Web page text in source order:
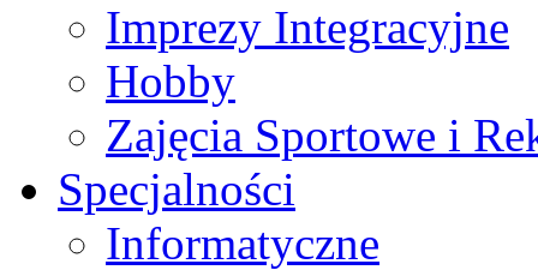
Imprezy Integracyjne
Hobby
Zajęcia Sportowe i
Specjalności
Informatyczne